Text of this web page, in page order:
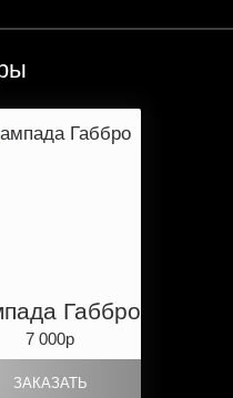
Габбро
7 000р